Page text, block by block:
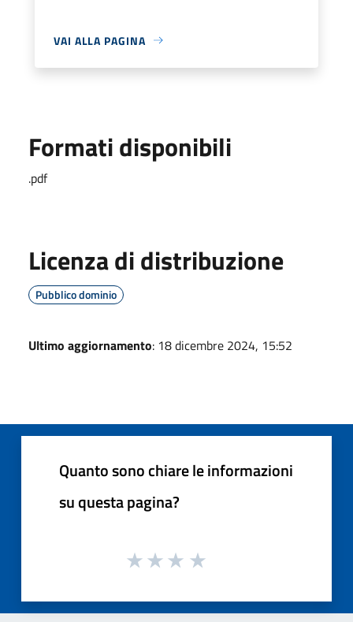
VAI ALLA PAGINA
Formati disponibili
.pdf
Licenza di distribuzione
Pubblico dominio
Ultimo aggiornamento: 18 dicembre 2024, 15:52
Quanto sono chiare le informazioni
su questa pagina?